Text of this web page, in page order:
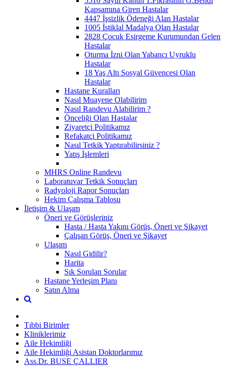
Kapsamına Giren Hastalar
4447 İşsizlik Ödeneği Alan Hastalar
1005 İstiklal Madalya Olan Hastalar
2828 Çocuk Esirgeme Kurumundan Gelen
Hastalar
Oturma İzni Olan Yabancı Uyruklu
Hastalar
18 Yaş Altı Sosyal Güvencesi Olan
Hastalar
Hastane Kuralları
Nasıl Muayene Olabilirim
Nasıl Randevu Alabilirim ?
Önceliği Olan Hastalar
Ziyaretçi Politikamız
Refakatçi Politikamız
Nasıl Tetkik Yaptırabilirsiniz ?
Yatış İşlemleri
MHRS Online Randevu
Laboratuvar Tetkik Sonuçları
Radyoloji Rapor Sonuçları
Hekim Çalışma Tablosu
İletişim & Ulaşım
Öneri ve Görüşleriniz
Hasta / Hasta Yakını Görüş, Öneri ve Şikayet
Çalışan Görüş, Öneri ve Şikayet
Ulaşım
Nasıl Gidilir?
Harita
Sık Sorulan Sorular
Hastane Yerleşim Planı
Satın Alma
Tıbbi Birimler
Kliniklerimiz
Aile Hekimliği
Aile Hekimliği Asistan Doktorlarımız
Ass.Dr. BUSE ÇALLIER